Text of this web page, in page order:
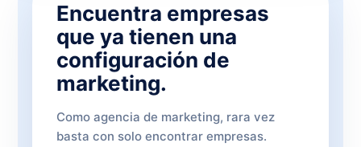
Encuentra empresas
que ya tienen una
configuración de
marketing.
Como agencia de marketing, rara vez
basta con solo encontrar empresas.